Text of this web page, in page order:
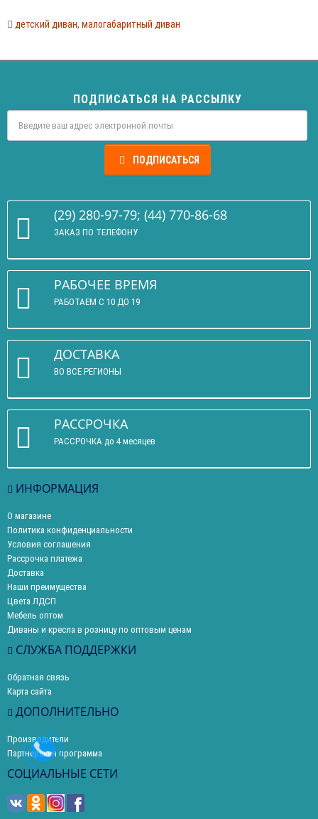
детский диван, малогабаритный диван
ПОДПИСАТЬСЯ НА РАССЫЛКУ
ПОДПИСАТЬСЯ
(29) 280-97-79; (44) 770-86-68
ЗАКАЗ ПО ТЕЛЕФОНУ
РАБОЧЕЕ ВРЕМЯ
РАБОТАЕМ С 10 ДО 19
ДОСТАВКА
ВО ВСЕ РЕГИОНЫ
РАССРОЧКА
РАССРОЧКА до 4 месяцев
ИНФОРМАЦИЯ
О магазине
Политика конфиденциальности
Условия соглашения
Рассрочка платежа
Доставка
Наши преимущества
Цвета ЛДСП
Мебель оптом
Диваны и кресла в розницу по оптовым ценам
СЛУЖБА ПОДДЕРЖКИ
Обратная связь
Карта сайта
ДОПОЛНИТЕЛЬНО
Производители
Партнерская программа
СОЦИАЛЬНЫЕ СЕТИ